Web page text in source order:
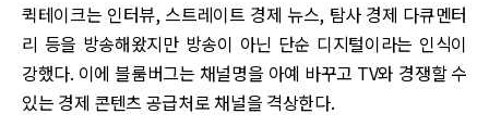
퀵테이크는 인터뷰, 스트레이트 경제 뉴스, 탐사 경제 다큐멘터
리 등을 방송해왔지만 방송이 아닌 단순 디지털이라는 인식이
강했다. 이에 블룸버그는 채널명을 아예 바꾸고 TV와 경쟁할 수
있는 경제 콘텐츠 공급처로 채널을 격상한다.